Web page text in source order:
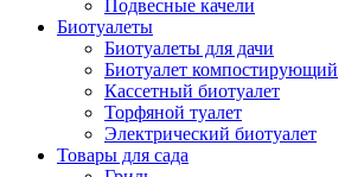
Подвесные качели
Биотуалеты
Биотуалеты для дачи
Биотуалет компостирующий
Кассетный биотуалет
Торфяной туалет
Электрический биотуалет
Товары для сада